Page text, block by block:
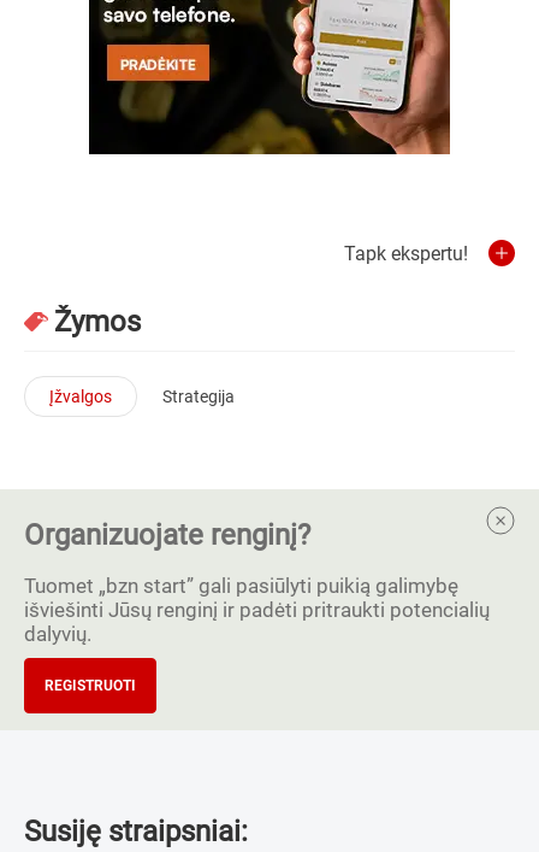
Tapk ekspertu!
Žymos
Įžvalgos Strategija
Organizuojate renginį?
Tuomet „bzn start” gali pasiūlyti puikią galimybę
išviešinti Jūsų renginį ir padėti pritraukti potencialių
dalyvių.
REGISTRUOTI
Susiję straipsniai: